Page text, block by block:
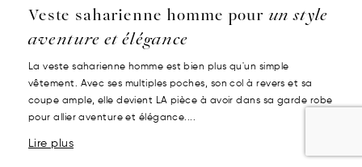
Veste saharienne homme pour un style
aventure et élégance
La veste saharienne homme est bien plus qu'un simple
vêtement. Avec ses multiples poches, son col à revers et sa
coupe ample, elle devient LA pièce à avoir dans sa garde robe
pour allier aventure et élégance....
Lire plus